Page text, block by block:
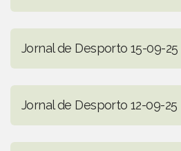
Jornal de Desporto 15-09-25
Jornal de Desporto 12-09-25